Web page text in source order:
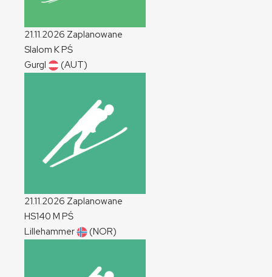
21.11.2026 Zaplanowane
Slalom KPŚ
Gurgl
(AUT)
21.11.2026 Zaplanowane
HS140 M PŚ
Lillehammer
(NOR)